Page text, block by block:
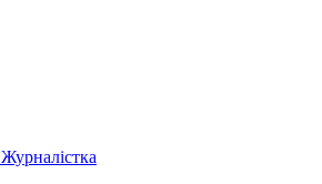
Журналістка